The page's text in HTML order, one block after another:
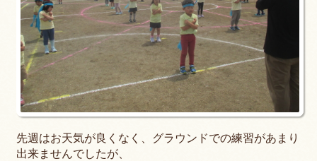
先週はお天気が良くなく、グラウンドでの練習があまり
出来ませんでしたが、